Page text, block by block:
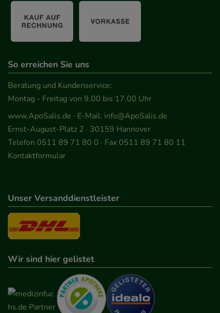
auch auf Ihre Bedürfnisse zugeschrittene Inhalte
anzuzeigen und unser Partnerprogramm zu
betreiben.
Informationen über die Art und Weise der Nutzung
unserer Website sammeln, mit deren Hilfe wir
unsere Website weiter für Sie optimieren können,
Werbung auf Drittseiten möglichst relevant für Sie
zu gestalten. Bitte beachten Sie, dass Daten hierfür
So erreichen Sie uns
Beratung und Kundenservice:
Montag - Freitag von 9.00 bis 17.00 Uhr
www.ApoSalis.de · E-Mail: info@ApoSalis.de
Ernst-August-Platz 2 · 30159 Hannover
Telefon 0511 89 71 80 0 · Fax 0511 89 71 80 11
Kontaktformular
Unser Versanddienstleister
Wir sind hier gelistet